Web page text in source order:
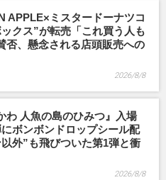
APPLE×ミスタードーナツコ
クス”が転売「これ買う人も
否、懸念される店頭販売への
2026/8/8
わ 人魚の島のひみつ』入場
ボンボンドロップシール配
外”も飛びついた第1弾と衝
2026/8/8